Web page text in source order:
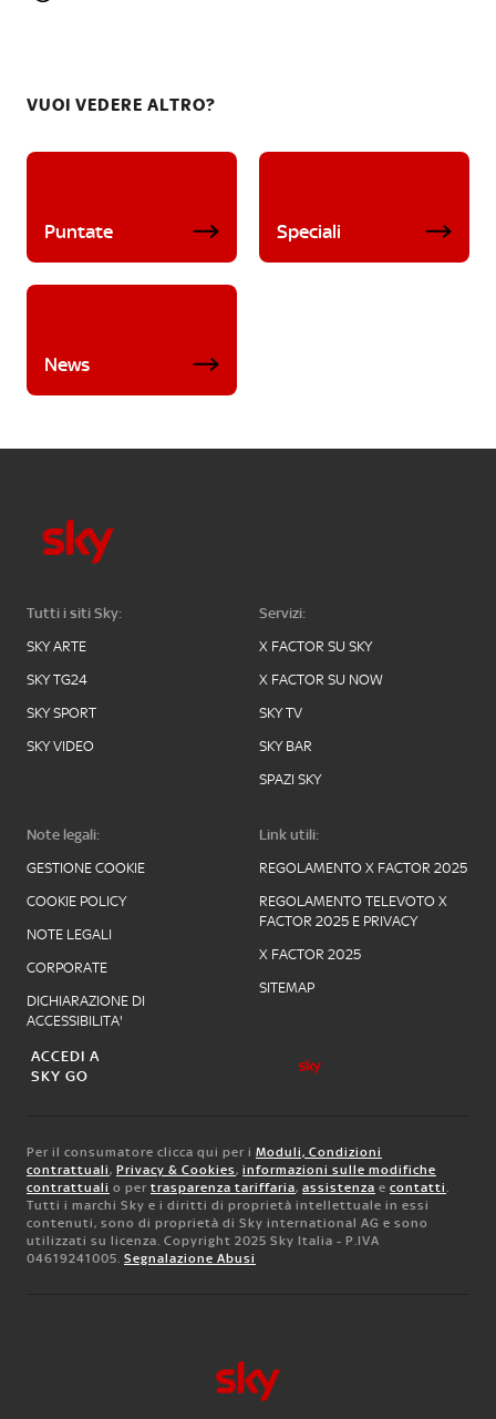
VUOI VEDERE ALTRO?
Puntate Speciali
News
Tutti i siti Sky:
SKY ARTE
SKY TG24
SKY SPORT
SKY VIDEO
Servizi:
X FACTOR SU SKY
X FACTOR SU NOW
SKY TV
SKY BAR
SPAZI SKY
Note legali:
GESTIONE COOKIE
COOKIE POLICY
NOTE LEGALI
CORPORATE
DICHIARAZIONE DI
ACCESSIBILITA'
Link utili:
REGOLAMENTO X FACTOR 2025
REGOLAMENTO TELEVOTO X
FACTOR 2025 E PRIVACY
X FACTOR 2025
SITEMAP
ACCEDI A
SKY GO
Per il consumatore clicca qui per i Moduli, Condizioni
contrattuali, Privacy & Cookies, informazioni sulle modifiche
contrattuali o per trasparenza tariffaria, assistenza e contatti.
Tutti i marchi Sky e i diritti di proprietà intellettuale in essi
contenuti, sono di proprietà di Sky international AG e sono
utilizzati su licenza. Copyright 2025 Sky Italia - P.IVA
04619241005. Segnalazione Abusi